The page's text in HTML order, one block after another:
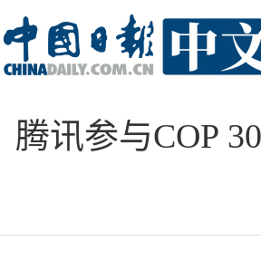
腾讯参与COP